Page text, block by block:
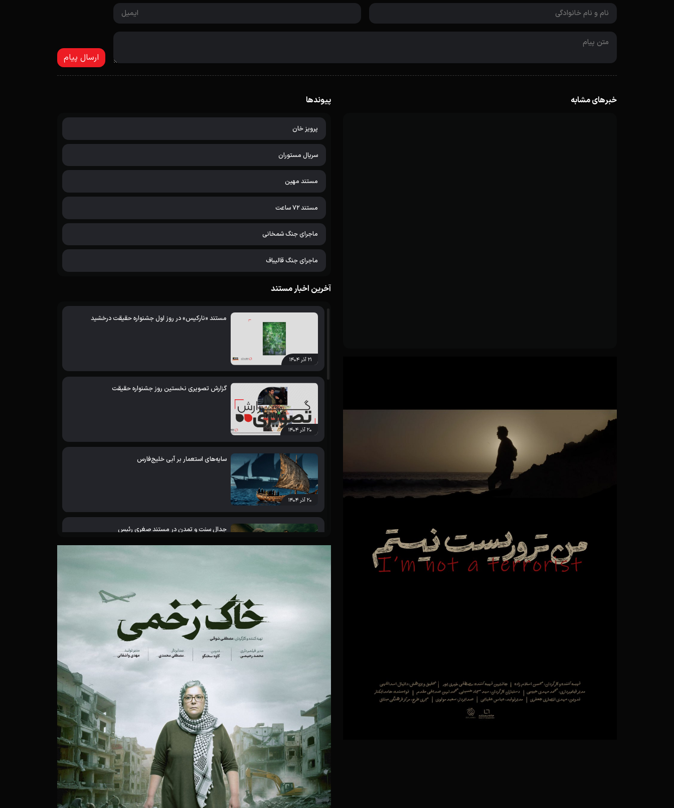
پیوندها
پرویز خان
سریال مستوران
مستند مهین
مستند 72 ساعت
ماجرای جنگ شمخانی
ماجرای جنگ قالیباف
آخرین اخبار مستند
۲۱ آذر ۱۴۰۴
مستند «نارکیس» در روز اول جشنواره حقیقت درخشید
۲۰ آذر ۱۴۰۴
گزارش تصویری نخستین روز جشنواره حقیقت
۲۰ آذر ۱۴۰۴
سایه‌های استعمار بر آبی خلیج‌فارس
جدال سنت و تمدن در مستند صغری رئیس
زخم‌هایی که در خاک می‌ماند
۲۰ آذر ۱۴۰۴
سفری جسورانه به قلب یک انگ اجتماعی
۲۰ آذر ۱۴۰۴
روایتی از روشنایی در دل تاریکی
خبرهای مشابه